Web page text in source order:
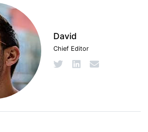
David
Chief Editor